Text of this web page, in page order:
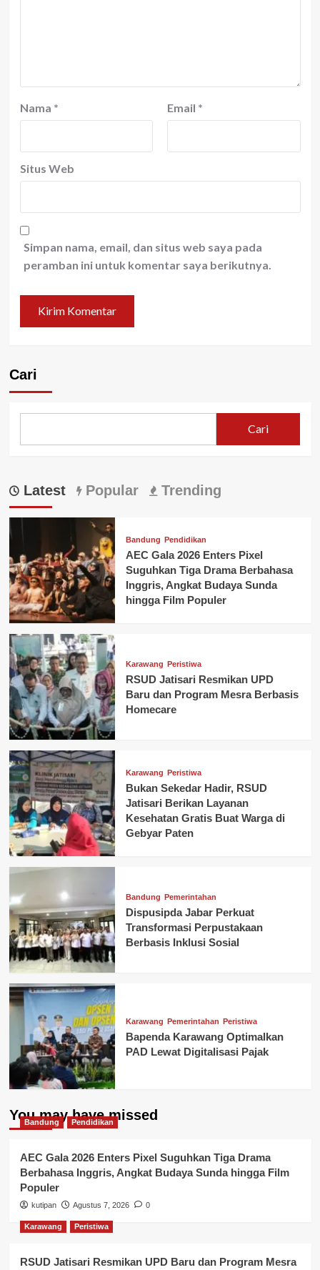
Nama * Email *
Situs Web
Simpan nama, email, dan situs web saya pada
peramban ini untuk komentar saya berikutnya.
Cari
Cari
Latest Popular Trending
Bandung Pendidikan
AEC Gala 2026 Enters Pixel
Suguhkan Tiga Drama Berbahasa
Inggris, Angkat Budaya Sunda
hingga Film Populer
Karawang Peristiwa
RSUD Jatisari Resmikan UPD
Baru dan Program Mesra Berbasis
Homecare
Karawang Peristiwa
Bukan Sekedar Hadir, RSUD
Jatisari Berikan Layanan
Kesehatan Gratis Buat Warga di
Gebyar Paten
Bandung Pemerintahan
Dispusipda Jabar Perkuat
Transformasi Perpustakaan
Berbasis Inklusi Sosial
Karawang Pemerintahan Peristiwa
Bapenda Karawang Optimalkan
PAD Lewat Digitalisasi Pajak
You may have missed
Bandung Pendidikan
AEC Gala 2026 Enters Pixel Suguhkan Tiga Drama
Berbahasa Inggris, Angkat Budaya Sunda hingga Film
Populer
kutipan Agustus 7, 2026 0
Karawang Peristiwa
RSUD Jatisari Resmikan UPD Baru dan Program Mesra